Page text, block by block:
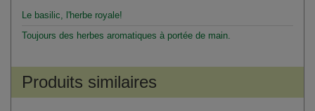
Le basilic, l'herbe royale!
Toujours des herbes aromatiques à portée de main.
Produits similaires